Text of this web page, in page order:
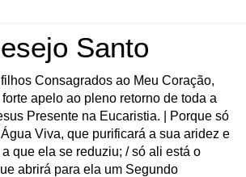
Santo
Consagrados ao Meu Coração,
apelo ao pleno retorno de toda a
Presente na Eucaristia. | Porque só
Viva, que purificará a sua aridez e
que ela se reduziu; / só ali está o
abrirá para ela um Segundo